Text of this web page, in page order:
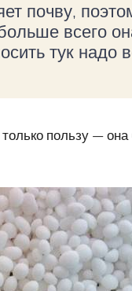
почву,
всего
тук надо
пользу — она